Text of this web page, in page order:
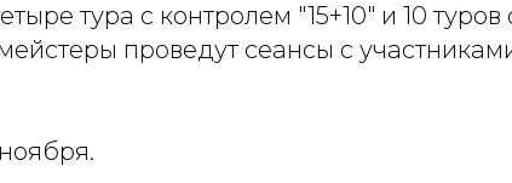
тура с контролем "15+10" и 10 туров
проведут сеансы с